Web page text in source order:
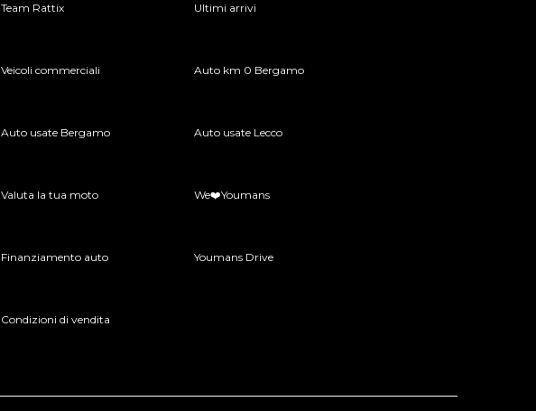
Team Rattix Ultimi arrivi
Veicoli commerciali Auto km 0 Bergamo
Auto usate Bergamo Auto usate Lecco
Valuta la tua moto We❤️Youmans
Finanziamento auto Youmans Drive
Condizioni di vendita